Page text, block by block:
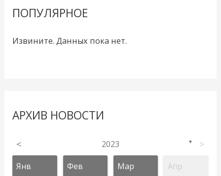
ПОПУЛЯРНОЕ
Извините. Данных пока нет.
АРХИВ НОВОСТИ
< 2023 ▼ >
Янв Фев Мар Апр